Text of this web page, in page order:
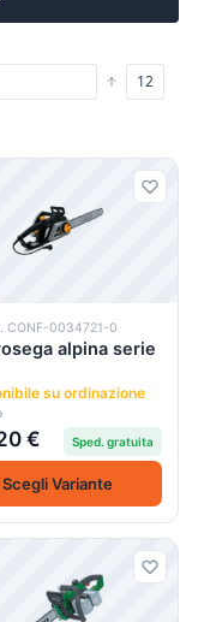
CONF-0034721-0
alpina serie
su ordinazione
€ Sped. gratuita
Scegli Variante